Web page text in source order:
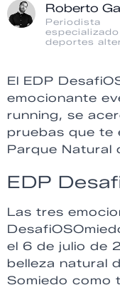
Roberto
Periodista
deportes
El EDP
emocionante
running, se
pruebas que te
Parque Natural
EDP
Las tres
el 6 de julio de
belleza natural
Somiedo como